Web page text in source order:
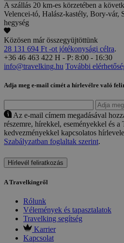
A szállás 20 km-es körzetében a
Velencei-tó, Halász-kastély, Bory-vár,
hegység
Közösen már összegyüjtöttünk
28 131 694 Ft -ot jótékonysági célra.
+36 46 463 422 H - P: 8:00 - 16:30
info@travelking.hu További
Adja meg e-mail címét a hírlevélre való
Az e-mail címem megadásával
részemre, hírekkel, eseményekkel és
kedvezményekkel kapcsolatos
Szabályzatban foglaltak szerint.
Hírlevél feliratkozás
A Travelkingről
Rólunk
Vélemények és tapasztalatok
Travelking segítség
Karrier
Kapcsolat